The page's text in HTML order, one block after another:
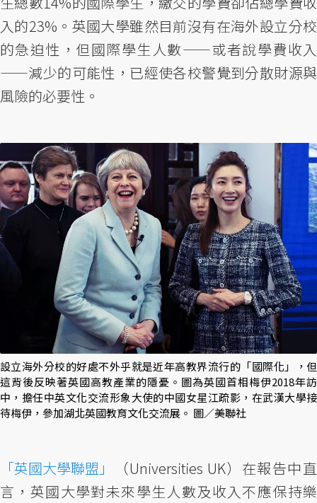
入的23%。英國大學雖然目前沒有在海外設立分校
的急迫性，但國際學生人數——或者說學費收入
——減少的可能性，已經使各校警覺到分散財源與
風險的必要性。
設立海外分校的好處不外乎就是近年高教界流行的「國際化」，但
這背後反映著英國高教產業的隱憂。圖為英國首相梅伊2018年訪
中，擔任中英文化交流形象大使的中國女星江疏影，在武漢大學接
待梅伊，參加湖北英國教育文化交流展。 圖／美聯社
「英國大學聯盟」
（Universities UK）在報告中直
言，英國大學對未來學生人數及收入不應保持樂